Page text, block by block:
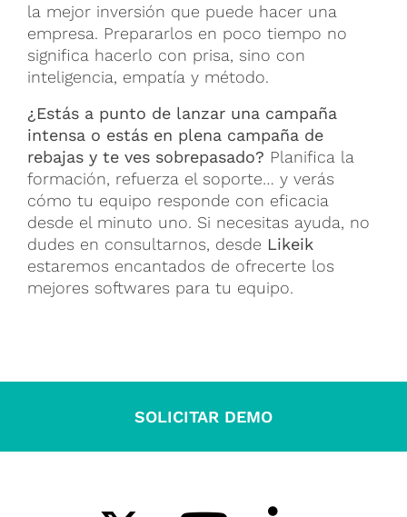
la mejor inversión que puede hacer una
empresa. Prepararlos en poco tiempo no
significa hacerlo con prisa, sino con
inteligencia, empatía y método.
¿Estás a punto de lanzar una campaña
intensa o estás en plena campaña de
rebajas y te ves sobrepasado? Planifica la
formación, refuerza el soporte… y verás
cómo tu equipo responde con eficacia
desde el minuto uno. Si necesitas ayuda, no
dudes en consultarnos, desde Likeik
estaremos encantados de ofrecerte los
mejores softwares para tu equipo.
SOLICITAR DEMO